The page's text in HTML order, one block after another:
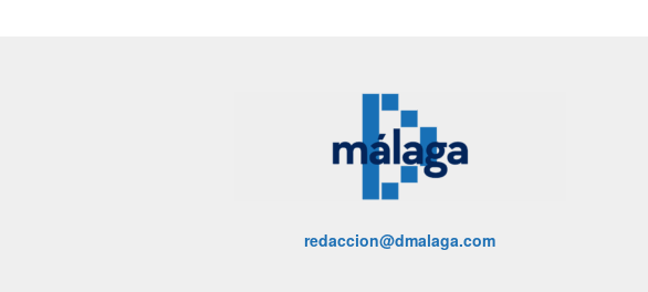
redaccion@dmalaga.com